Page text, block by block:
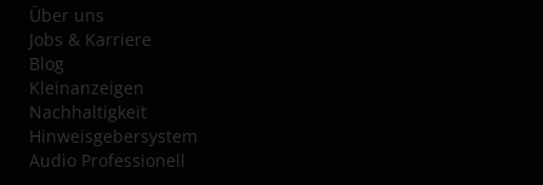
Über uns
Jobs & Karriere
Blog
Kleinanzeigen
Nachhaltigkeit
Hinweisgebersystem
Audio Professionell